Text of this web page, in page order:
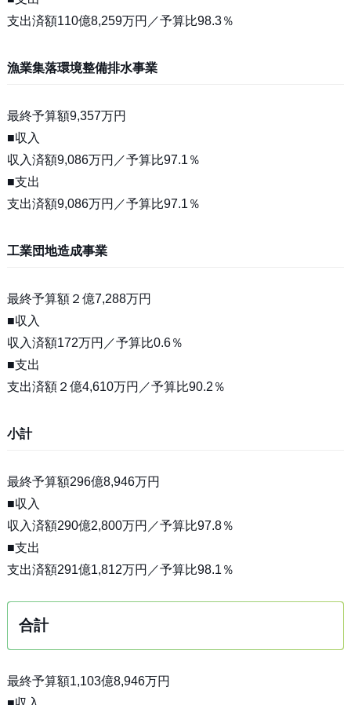
支出済額110億8,259万円／予算比98.3％
漁業集落環境整備排水事業
最終予算額9,357万円
■収入
収入済額9,086万円／予算比97.1％
■支出
支出済額9,086万円／予算比97.1％
工業団地造成事業
最終予算額２億7,288万円
■収入
収入済額172万円／予算比0.6％
■支出
支出済額２億4,610万円／予算比90.2％
小計
最終予算額296億8,946万円
■収入
収入済額290億2,800万円／予算比97.8％
■支出
支出済額291億1,812万円／予算比98.1％
合計
最終予算額1,103億8,946万円